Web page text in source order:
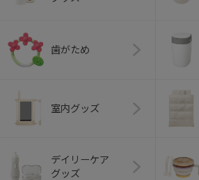
歯がため
室内グッズ
デイリーケア
グッズ